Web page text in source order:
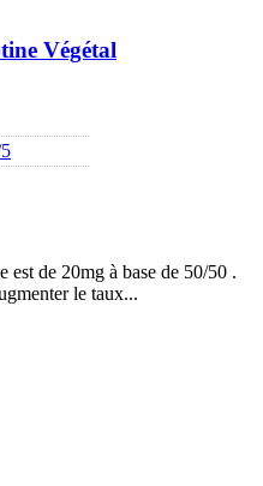
Végétal
est de 20mg à base de 50/50 .
le taux...